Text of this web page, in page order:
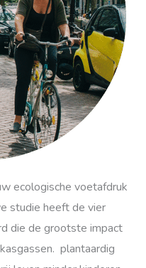
ecologische voetafdruk
studie heeft de vier
die de grootste impact
plantaardig